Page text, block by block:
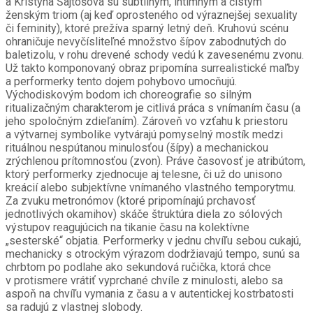
ženským triom (aj keď oprosteného od výraznejšej sexuality
či feminity), ktoré prežíva sparný letný deň. Kruhovú scénu
ohraničuje nevyčísliteľné množstvo šípov zabodnutých do
baletizolu, v rohu drevené schody vedú k zavesenému zvonu.
Už takto komponovaný obraz pripomína surrealistické maľby
a performerky tento dojem pohybovo umocňujú.
Východiskovým bodom ich choreografie so silným
ritualizačným charakterom je citlivá práca s vnímaním času (a
jeho spoločným zdieľaním). Zároveň vo vzťahu k priestoru
a výtvarnej symbolike vytvárajú pomyselný mostík medzi
rituálnou nespútanou minulosťou (šípy) a mechanickou
zrýchlenou prítomnosťou (zvon). Práve časovosť je atribútom,
ktorý performerky zjednocuje aj telesne, či už do unisono
kreácií alebo subjektívne vnímaného vlastného temporytmu.
Za zvuku metronómov (ktoré pripomínajú prchavosť
jednotlivých okamihov) skáče štruktúra diela zo sólových
výstupov reagujúcich na tikanie času na kolektívne
„sesterské“ objatia. Performerky v jednu chvíľu sebou cukajú,
mechanicky s otrockým výrazom dodržiavajú tempo, sunú sa
chrbtom po podlahe ako sekundová ručička, ktorá chce
v protismere vrátiť vyprchané chvíle z minulosti, alebo sa
aspoň na chvíľu vymania z času a v autentickej kostrbatosti
sa radujú z vlastnej slobody.